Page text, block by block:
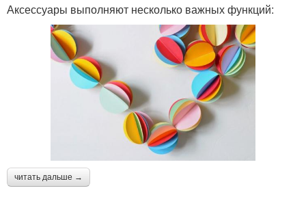
Аксессуары выполняют несколько важных функций:
читать дальше →